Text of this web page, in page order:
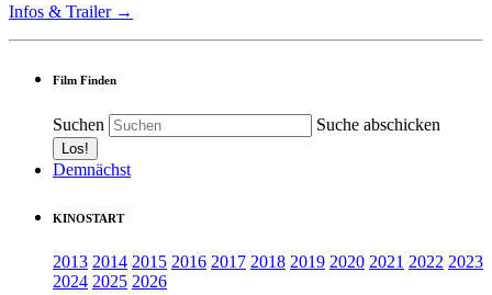
Infos & Trailer →
Film Finden
Suchen Suche abschicken
Demnächst
KINOSTART
2013 2014 2015 2016 2017 2018 2019 2020 2021 2022 2023
2024 2025 2026